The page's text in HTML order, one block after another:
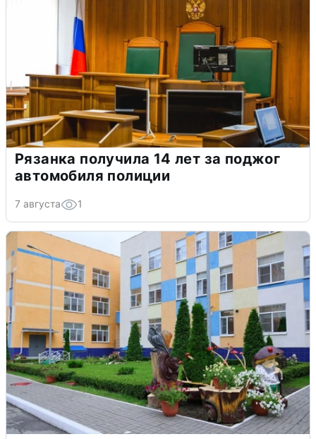
Рязанка получила 14 лет за поджог
автомобиля полиции
7 августа 1